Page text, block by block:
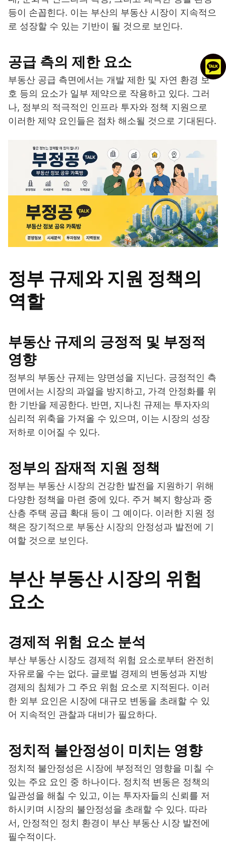
등이 손꼽힌다. 이는 부산의 부동산 시장이 지속적으
로 성장할 수 있는 기반이 될 것으로 보인다.
공급 측의 제한 요소
부동산 공급 측면에서는 개발 제한 및 자연 환경 보
호 등의 요소가 일부 제약으로 작용하고 있다. 그러
나, 정부의 적극적인 인프라 투자와 정책 지원으로
이러한 제약 요인들은 점차 해소될 것으로 기대된다.
정부 규제와 지원 정책의
역할
부동산 규제의 긍정적 및 부정적
영향
정부의 부동산 규제는 양면성을 지닌다. 긍정적인 측
면에서는 시장의 과열을 방지하고, 가격 안정화를 위
한 기반을 제공한다. 반면, 지나친 규제는 투자자의
심리적 위축을 가져올 수 있으며, 이는 시장의 성장
저하로 이어질 수 있다.
정부의 잠재적 지원 정책
정부는 부동산 시장의 건강한 발전을 지원하기 위해
다양한 정책을 마련 중에 있다. 주거 복지 향상과 중
산층 주택 공급 확대 등이 그 예이다. 이러한 지원 정
책은 장기적으로 부동산 시장의 안정성과 발전에 기
여할 것으로 보인다.
부산 부동산 시장의 위험
요소
경제적 위험 요소 분석
부산 부동산 시장도 경제적 위험 요소로부터 완전히
자유로울 수는 없다. 글로벌 경제의 변동성과 지방
경제의 침체가 그 주요 위험 요소로 지적된다. 이러
한 외부 요인은 시장에 대규모 변동을 초래할 수 있
어 지속적인 관찰과 대비가 필요하다.
정치적 불안정성이 미치는 영향
정치적 불안정성은 시장에 부정적인 영향을 미칠 수
있는 주요 요인 중 하나이다. 정치적 변동은 정책의
일관성을 해칠 수 있고, 이는 투자자들의 신뢰를 저
하시키며 시장의 불안정성을 초래할 수 있다. 따라
서, 안정적인 정치 환경이 부산 부동산 시장 발전에
필수적이다.